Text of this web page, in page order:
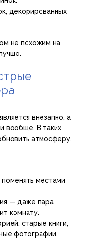
декорированных
не похожим на
внезапно, а
вообще. В таких
атмосферу.
местами
— даже пара
комнату.
старые книги,
фотографии.